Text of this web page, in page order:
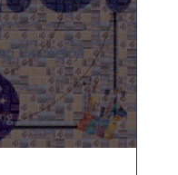
Geometry)